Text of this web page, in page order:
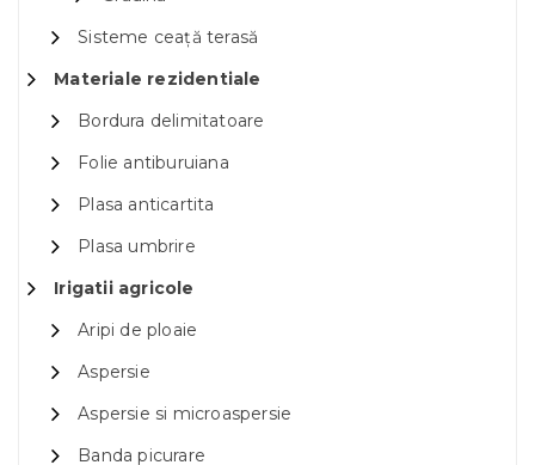
Sisteme ceață terasă
Materiale rezidentiale
Bordura delimitatoare
Folie antiburuiana
Plasa anticartita
Plasa umbrire
Irigatii agricole
Aripi de ploaie
Aspersie
Aspersie si microaspersie
Banda picurare